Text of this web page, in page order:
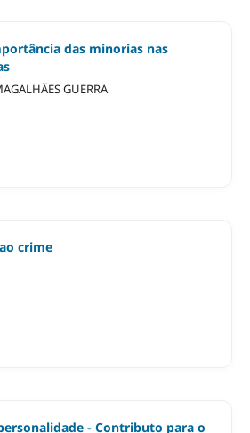
das minorias nas
GUERRA
crime
- Contributo para o